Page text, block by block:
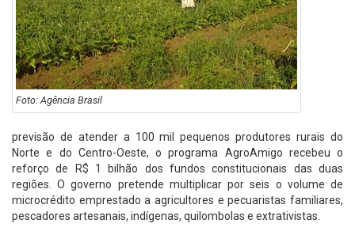
Foto: Agência Brasil
previsão de atender a 100 mil pequenos produtores rurais do
Norte e do Centro-Oeste, o programa AgroAmigo recebeu o
reforço de R$ 1 bilhão dos fundos constitucionais das duas
regiões. O governo pretende multiplicar por seis o volume de
microcrédito emprestado a agricultores e pecuaristas familiares,
pescadores artesanais, indígenas, quilombolas e extrativistas.